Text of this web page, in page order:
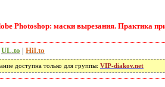
Photoshop: маски вырезания. Практика
UL.to | Hil.to
доступна только для группы: VIP-diakov.net